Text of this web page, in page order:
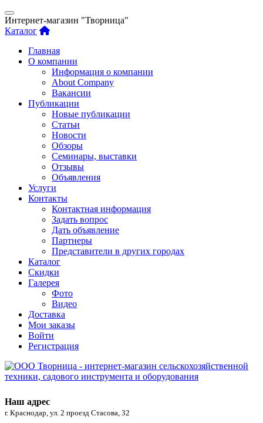
Интернет-магазин "Творница"
Каталог
Главная
О компании
Информация о компании
About Company
Вакансии
Публикации
Новые публикации
Статьи
Новости
Обзоры
Семинары, выставки
Отзывы
Объявления
Услуги
Контакты
Контактная информация
Задать вопрос
Дать объявление
Партнеры
Представители в других городах
Каталог
Скидки
Галерея
Фото
Видео
Доставка
Мои заказы
Войти
Регистрация
Наш адрес
г. Краснодар, ул. 2 проезд Стасова, 32